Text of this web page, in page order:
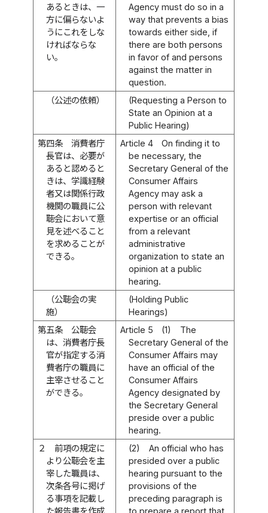
あるときは、一
方に偏らないよ
うにこれをしな
ければならな
い。
Agency must do so in a
way that prevents a bias
towards either side, if
there are both persons
in favor of and persons
against the matter in
question.
（公述の依頼）
(Requesting a Person to
State an Opinion at a
Public Hearing)
第四条
消費者庁
長官は、必要が
あると認めると
きは、学識経験
者又は関係行政
機関の職員に公
聴会において意
見を述べること
を求めることが
できる。
Article 4
On finding it to
be necessary, the
Secretary General of the
Consumer Affairs
Agency may ask a
person with relevant
expertise or an official
from a relevant
administrative
organization to state an
opinion at a public
hearing.
（公聴会の実
施）
(Holding Public
Hearings)
第五条
公聴会
は、消費者庁長
官が指定する消
費者庁の職員に
主宰させること
ができる。
Article 5 (1)
The
Secretary General of the
Consumer Affairs may
have an official of the
Consumer Affairs
Agency designated by
the Secretary General
preside over a public
hearing.
２
前項の規定に
より公聴会を主
宰した職員は、
次条各号に掲げ
る事項を記載し
た報告書を作成
(2)
An official who has
presided over a public
hearing pursuant to the
provisions of the
preceding paragraph is
to prepare a report that